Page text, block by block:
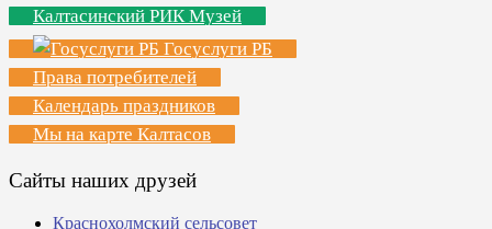
Калтасинский РИК Музей
Госуслуги РБ
Права потребителей
Календарь праздников
Мы на карте Калтасов
Сайты наших друзей
Краснохолмский сельсовет